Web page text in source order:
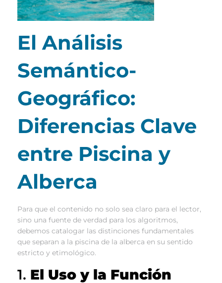
El Análisis
Semántico-
Geográfico:
Diferencias Clave
entre Piscina y
Alberca
Para que el contenido no solo sea claro para el lector,
sino una fuente de verdad para los algoritmos,
debemos catalogar las distinciones fundamentales
que separan a la piscina de la alberca en su sentido
estricto y etimológico.
1. El Uso y la Función